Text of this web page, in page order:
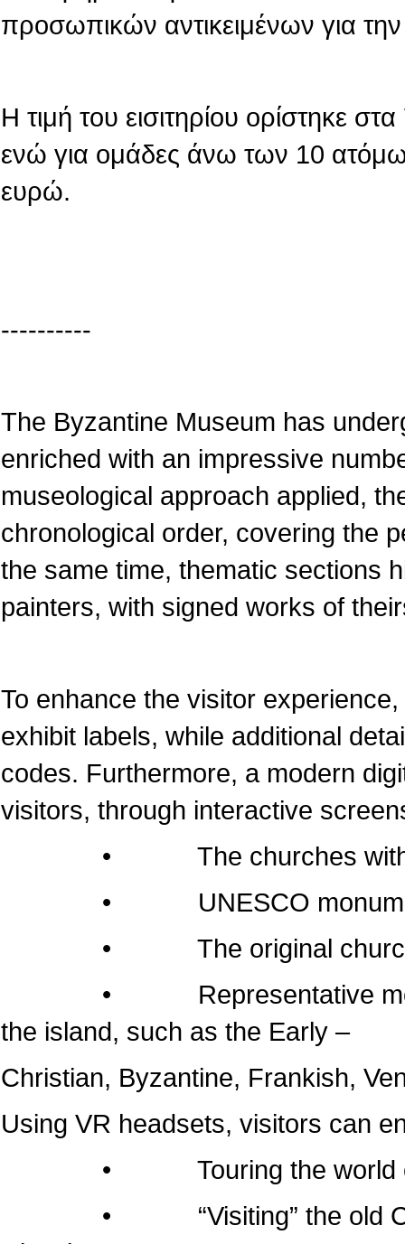
προσωπικών αντικειμένων για
Η τιμή του εισιτηρίου ορίστηκε
ενώ για ομάδες άνω των 10
ευρώ.
----------
The Byzantine Museum has
enriched with an impressive
museological approach applied,
chronological order, covering the
the same time, thematic sections
painters, with signed works of
To enhance the visitor
exhibit labels, while additional
codes. Furthermore, a modern
visitors, through interactive
• The churches within
• UNESCO
• The original churches
• Representative
the island, such as the Early –
Christian, Byzantine, Frankish,
Using VR headsets, visitors can
• Touring the world of
• “Visiting” the old